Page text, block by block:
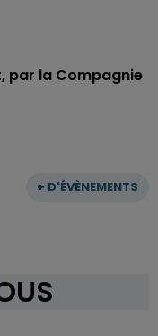
+ D'ÉVÈNEMENTS
par la Compagnie